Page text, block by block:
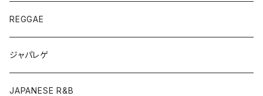
JAPANESE
OTHERS
7"/12"
JAPANESE
OTHERS
REGGAE
ジャパレゲ
JAPANESE R&B